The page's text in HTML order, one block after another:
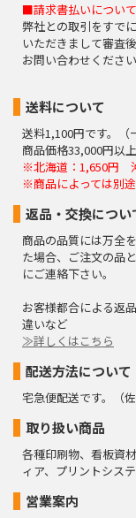
■請求書払いについて
弊社との取引をすで
いただきまして審査
お問い合わせください
送料について
送料1,100円です。（
商品価格33,000円以上
※北海道：1,650円
※商品によっては別
返品・交換につい
商品の品質には万全
た場合、ご注文の品
にご連絡下さい。
お客様都合による返
違いなど
≫詳しくはこちら
配送方法について
宅急便配送です。（
取り扱い商品
各種印刷物、看板資
ィア、プリントシス
営業案内